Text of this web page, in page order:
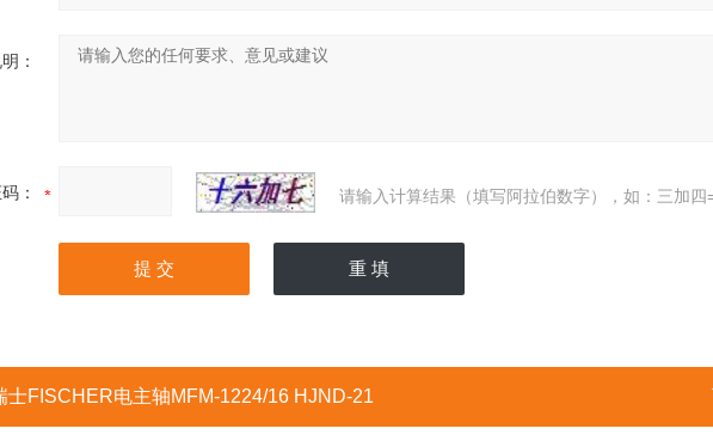
：
： 请输入计算结果（填写阿拉伯数字），如：三加四
士FISCHER电主轴MFM-1224/16 HJND-21